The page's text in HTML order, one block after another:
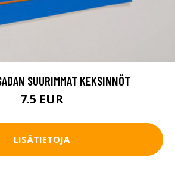
SUURIMMAT KEKSINNÖT
7.5 EUR
LISÄTIETOJA